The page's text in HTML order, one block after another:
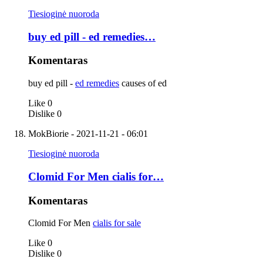
Tiesioginė nuoroda
buy ed pill - ed remedies…
Komentaras
buy ed pill - ed remedies causes of ed
Like 0
Dislike 0
MokBiorie - 2021-11-21 - 06:01
Tiesioginė nuoroda
Clomid For Men cialis for…
Komentaras
Clomid For Men cialis for sale
Like 0
Dislike 0